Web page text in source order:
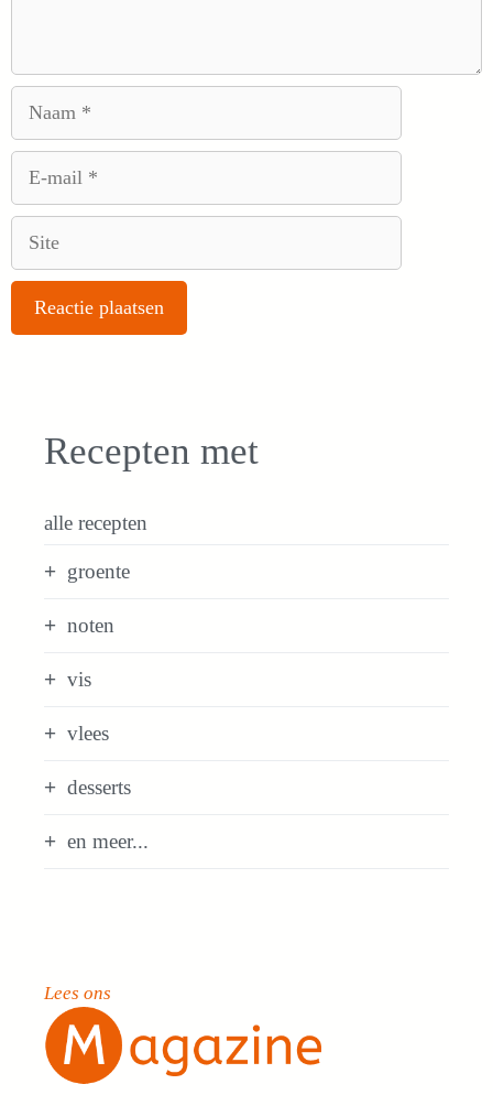
Recepten met
alle recepten
groente
noten
vis
vlees
desserts
en meer...
Lees ons